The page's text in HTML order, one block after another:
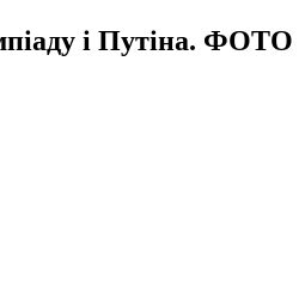
і Путіна. ФОТО